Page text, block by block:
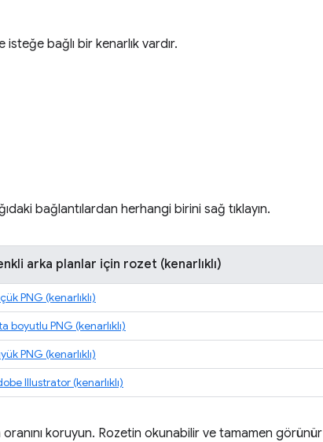
bağlı bir kenarlık vardır.
bağlantılardan herhangi birini sağ tıklayın.
arka planlar için rozet (kenarlıklı)
PNG (kenarlıklı)
boyutlu PNG (kenarlıklı)
PNG (kenarlıklı)
Illustrator (kenarlıklı)
oranını koruyun. Rozetin okunabilir ve tamamen görünür